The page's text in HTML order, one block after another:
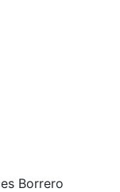
Borrero